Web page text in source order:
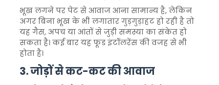
भूख लगने पर पेट से आवाज आना सामान्य है, लेकिन
अगर बिना भूख के भी लगातार गुड़गुड़ाहट हो रही है तो
यह गैस, अपच या आंतों से जुड़ी समस्या का संकेत हो
सकता है। कई बार यह फूड इंटॉलरेंस की वजह से भी
होता है।
3. जोड़ों से कट-कट की आवाज